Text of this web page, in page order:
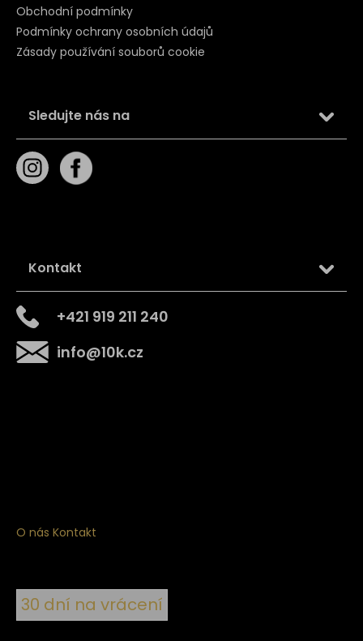
Obchodní podmínky
Podmínky ochrany osobních údajů
Zásady používání souborů cookie
Sledujte nás na
Kontakt
info@10k.cz
+421 919 211 240
O nás Kontakt
30 dní na vrácení